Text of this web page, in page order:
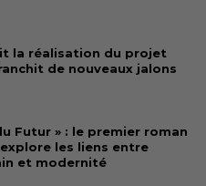
la réalisation du projet
de nouveaux jalons
Futur » : le premier roman
les liens entre
et modernité